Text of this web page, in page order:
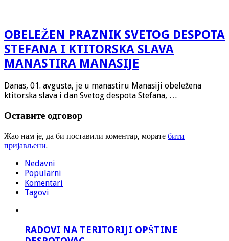
OBELEŽEN PRAZNIK SVETOG DESPOTA
STEFANA I KTITORSKA SLAVA
MANASTIRA MANASIJE
Danas, 01. avgusta, je u manastiru Manasiji obeležena
ktitorska slava i dan Svetog despota Stefana, …
Оставите одговор
Жао нам је, да би поставили коментар, морате бити
пријављени.
Nedavni
Popularni
Komentari
Tagovi
RADOVI NA TERITORIJI OPŠTINE